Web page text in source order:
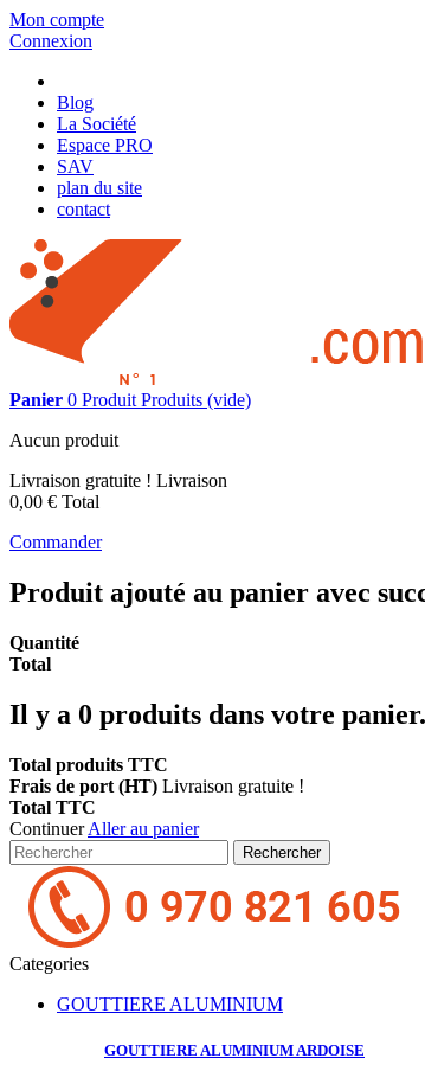
Mon compte
Connexion
Blog
La Société
Espace PRO
SAV
plan du site
contact
Panier 0 Produit Produits (vide)
Aucun produit
Livraison gratuite ! Livraison
0,00 € Total
Commander
Produit ajouté au panier avec
Quantité
Total
Il y a 0 produits dans votre panier.
Total produits TTC
Frais de port (HT) Livraison gratuite !
Total TTC
ContinuerAller au panier
Rechercher
Categories
GOUTTIERE ALUMINIUM
GOUTTIERE ALUMINIUM ARDOISE